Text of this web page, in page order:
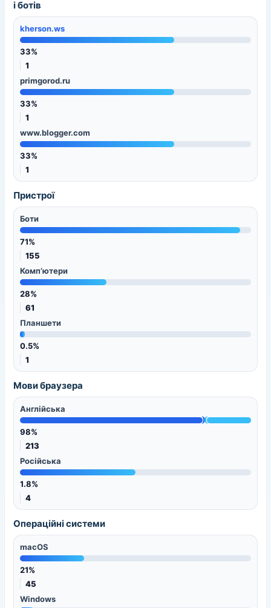
і ботів
kherson.ws
33%
1
primgorod.ru
33%
1
www.blogger.com
33%
1
Пристрої
Боти
71%
155
Комп’ютери
28%
61
Планшети
0.5%
1
Мови браузера
Англійська
98%
213
Російська
1.8%
4
Операційні системи
macOS
21%
45
Windows